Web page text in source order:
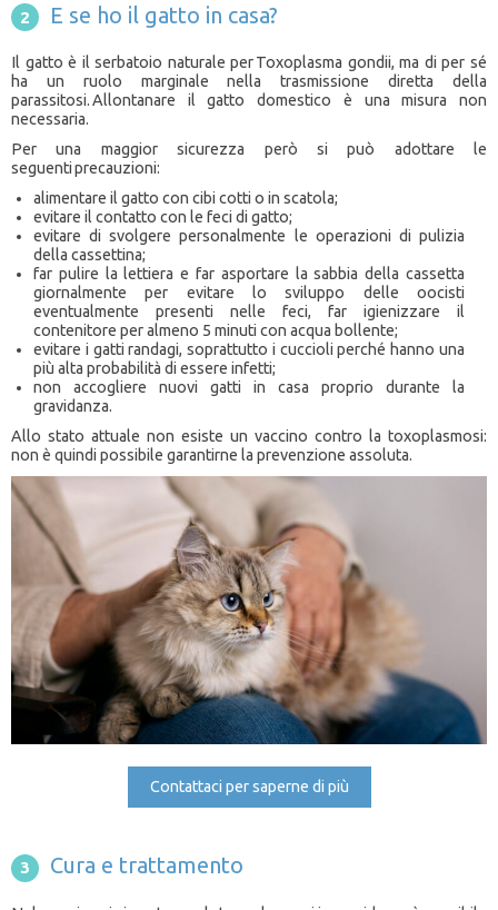
E se ho il gatto in casa?
Il gatto è il serbatoio naturale per Toxoplasma gondii, ma di per sé
ha un ruolo marginale nella trasmissione diretta della
parassitosi. Allontanare il gatto domestico è una misura non
necessaria.
Per una maggior sicurezza però si può adottare le
seguenti precauzioni:
alimentare il gatto con cibi cotti o in scatola;
evitare il contatto con le feci di gatto;
evitare di svolgere personalmente le operazioni di pulizia
della cassettina;
far pulire la lettiera e far asportare la sabbia della cassetta
giornalmente per evitare lo sviluppo delle oocisti
eventualmente presenti nelle feci, far igienizzare il
contenitore per almeno 5 minuti con acqua bollente;
evitare i gatti randagi, soprattutto i cuccioli perché hanno una
più alta probabilità di essere infetti;
non accogliere nuovi gatti in casa proprio durante la
gravidanza.
Allo stato attuale non esiste un vaccino contro la toxoplasmosi:
non è quindi possibile garantirne la prevenzione assoluta.
Contattaci per saperne di più
Cura e trattamento